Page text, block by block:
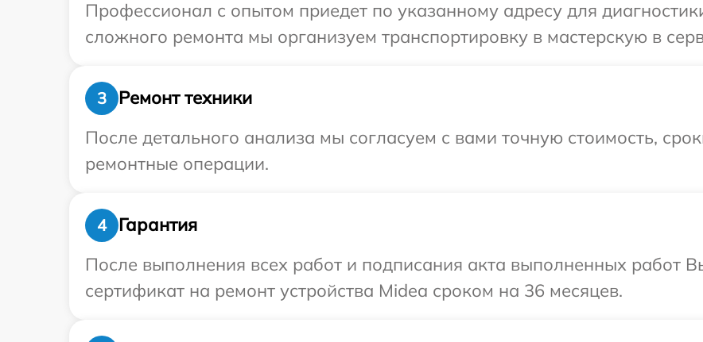
Профессионал с опытом приедет по указанному адресу для
сложного ремонта мы организуем транспортировку в мастерскую в
3
Ремонт техники
После детального анализа мы согласуем с вами точную стоимость,
ремонтные операции.
4
Гарантия
После выполнения всех работ и подписания акта выполненных работ
сертификат на ремонт устройства Midea сроком на 36 месяцев.